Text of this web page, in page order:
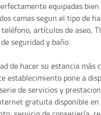
equipadas
camas segun el tipo de
artículos de aseo,
seguridad y baño.
de hacer su estancia más
establecimiento pone a
de servicios y
gratuita disponible en